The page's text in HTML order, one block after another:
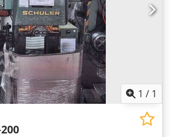
1 / 1